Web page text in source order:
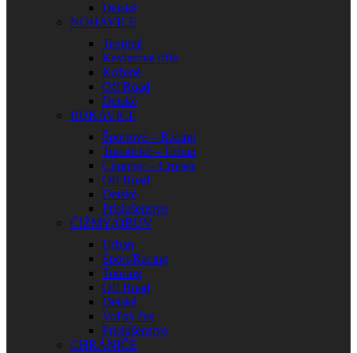
Detské
NOHAVICE
Textilné
Kevlarové rifle
Kožené
Off Road
Detské
RUKAVICE
Športové – Racing
Turistické – Urban
Chopper – Cruiser
Off Road
Detské
Príslušenstvo
ČIŽMY/OBUV
Urban
Sport/Racing
Touring
Off Road
Detské
Voľný čas
Príslušenstvo
CHRÁNIČE